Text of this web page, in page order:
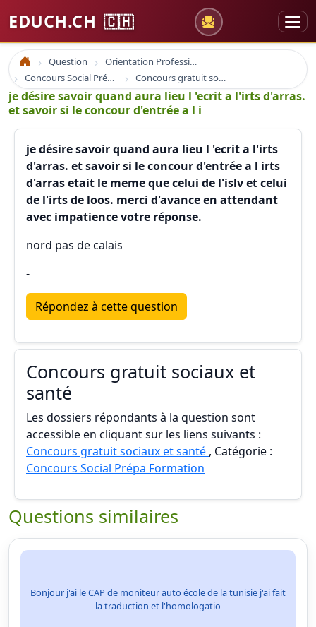
EDUCH.CH 🇨🇭
Accueil Question
Orientation Professionnelle
Concours Social Prépa Formation
Concours gratuit sociaux et santé
je désire savoir quand aura lieu l 'ecrit a l'irts d'arras.
et savoir si le concour d'entrée a l i
je désire savoir quand aura lieu l 'ecrit a l'irts
d'arras. et savoir si le concour d'entrée a l irts
d'arras etait le meme que celui de l'islv et celui
de l'irts de loos. merci d'avance en attendant
avec impatience votre réponse.
nord pas de calais
-
Répondez à cette question
Concours gratuit sociaux et
santé
Les dossiers répondants à la question sont
accessible en cliquant sur les liens suivants :
Concours gratuit sociaux et santé , Catégorie :
Concours Social Prépa Formation
Questions similaires
Bonjour j'ai le CAP de moniteur auto école de la tunisie j'ai fait
la traduction et l'homologatio